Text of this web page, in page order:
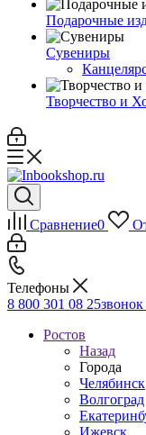
Подарочные
Сувениры
Творчество и
Сравнение0
Телефоны
8 800 301 08 25
Ростов
Назад
Города
Челябинск
Волгоград
Ижевск